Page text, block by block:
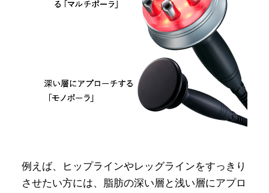
例えば、ヒップラインやレッグラインをすっきり
させたい方には、脂肪の深い層と浅い層にアプロ